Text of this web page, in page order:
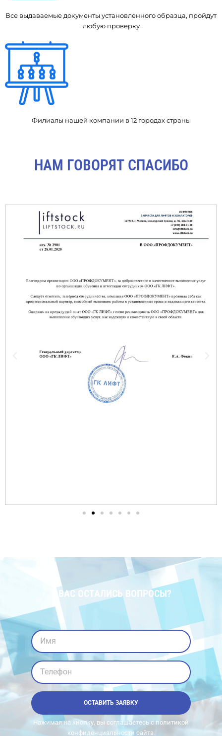
Все выдаваемые документы установленного образца, пройдут
любую проверку
Филиалы нашей компании в 12 городах страны
НАМ ГОВОРЯТ СПАСИБО
У ВАС ОСТАЛИСЬ ВОПРОСЫ?
Имя
Телефон
ОСТАВИТЬ ЗАЯВКУ
Нажимая на кнопку, вы соглашаетесь с политикой
конфиденциальности сайта